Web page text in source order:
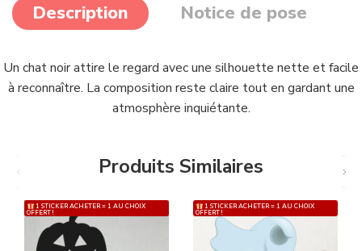
Description Notice de pose
Un chat noir attire le regard avec une silhouette nette et facile
à reconnaître. La composition reste claire tout en gardant une
atmosphère inquiétante.
Produits Similaires
1 STICKER ACHETER = 1 AU CHOIX
OFFERT !
1 STICKER ACHETER = 1 AU CHOIX
OFFERT !